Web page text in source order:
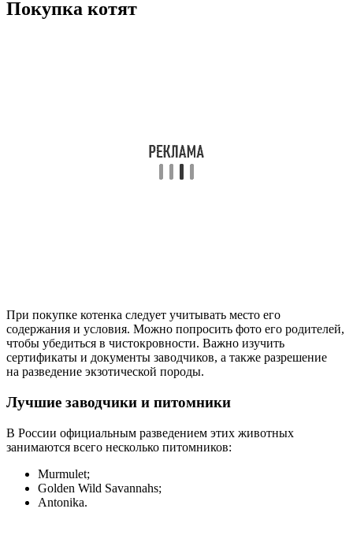
Покупка котят
При покупке котенка следует учитывать место его
содержания и условия. Можно попросить фото его родителей,
чтобы убедиться в чистокровности. Важно изучить
сертификаты и документы заводчиков, а также разрешение
на разведение экзотической породы.
Лучшие заводчики и питомники
В России официальным разведением этих животных
занимаются всего несколько питомников:
Murmulet;
Golden Wild Savannahs;
Antonika.